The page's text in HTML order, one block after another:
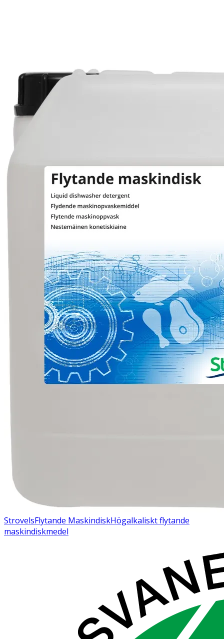
StrovelsFlytande MaskindiskHögalkaliskt flytande
maskindiskmedel